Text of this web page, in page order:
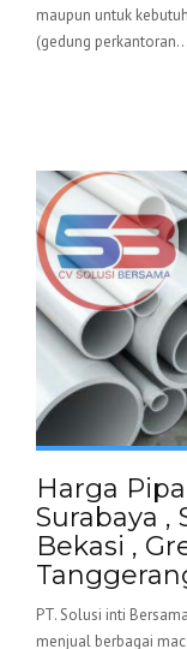
maupun untuk
(gedung perkantoran...
Harga
Surabaya ,
Bekasi ,
PT. Solusi inti
menjual berbagai